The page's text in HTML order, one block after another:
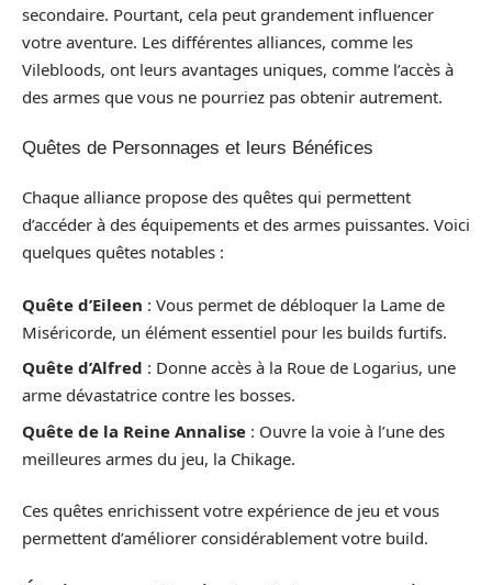
secondaire. Pourtant, cela peut grandement influencer
votre aventure. Les différentes alliances, comme les
Vilebloods, ont leurs avantages uniques, comme l’accès à
des armes que vous ne pourriez pas obtenir autrement.
Quêtes de Personnages et leurs Bénéfices
Chaque alliance propose des quêtes qui permettent
d’accéder à des équipements et des armes puissantes. Voici
quelques quêtes notables :
Quête d’Eileen : Vous permet de débloquer la Lame de
Miséricorde, un élément essentiel pour les builds furtifs.
Quête d’Alfred : Donne accès à la Roue de Logarius, une
arme dévastatrice contre les bosses.
Quête de la Reine Annalise : Ouvre la voie à l’une des
meilleures armes du jeu, la Chikage.
Ces quêtes enrichissent votre expérience de jeu et vous
permettent d’améliorer considérablement votre build.